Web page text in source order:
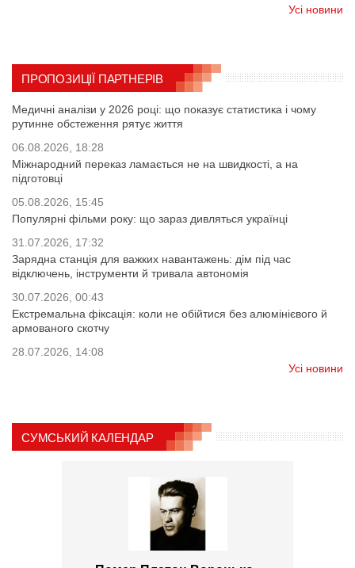
Усі новини
ПРОПОЗИЦІЇ ПАРТНЕРІВ
Медичні аналізи у 2026 році: що показує статистика і чому
рутинне обстеження рятує життя
06.08.2026, 18:28
Міжнародний переказ ламається не на швидкості, а на
підготовці
05.08.2026, 15:45
Популярні фільми року: що зараз дивляться українці
31.07.2026, 17:32
Зарядна станція для важких навантажень: дім під час
відключень, інструменти й тривала автономія
30.07.2026, 00:43
Екстремальна фіксація: коли не обійтися без алюмінієвого й
армованого скотчу
28.07.2026, 14:08
Усі новини
СУМСЬКИЙ КАЛЕНДАР